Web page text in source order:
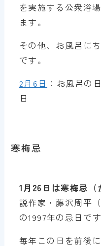
を実施する公衆浴
ます。
その他、お風呂に
です。
2月6日 ：お風呂の
日
寒梅忌
1月26日は寒梅忌（
説作家・藤沢周平
の1997年の忌日です
毎年この日を前後